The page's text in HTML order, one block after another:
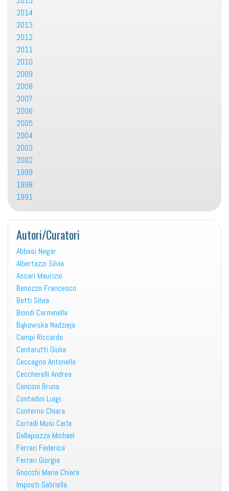
2014
2013
2012
2011
2010
2009
2008
2007
2006
2005
2004
2003
2002
1999
1998
1991
Autori/Curatori
Abbasi Negar
Albertazzi Silvia
Ascari Maurizio
Benozzo Francesco
Betti Silvia
Biondi Carminella
Bąkowska Nadzieja
Campi Riccardo
Cantarutti Giulia
Ceccagno Antonella
Ceccherelli Andrea
Conconi Bruna
Contadini Luigi
Conterno Chiara
Corradi Musi Carla
Dallapiazza Michael
Ferrari Federica
Ferrari Giorgia
Gnocchi Maria Chiara
Imposti Gabriella